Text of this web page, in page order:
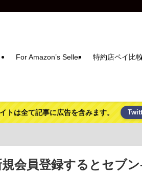
For Amazon’s Seller 特約店ペイ比
トは全て記事に広告を含みます。
会員登録するとセブ